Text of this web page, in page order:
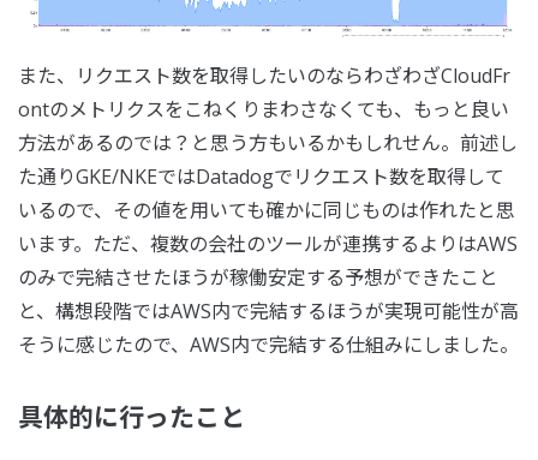
また、リクエスト数を取得したいのならわざわざCloudFr
ontのメトリクスをこねくりまわさなくても、もっと良い
方法があるのでは？と思う方もいるかもしれせん。前述し
た通りGKE/NKEではDatadogでリクエスト数を取得して
いるので、その値を用いても確かに同じものは作れたと思
います。ただ、複数の会社のツールが連携するよりはAWS
のみで完結させたほうが稼働安定する予想ができたこと
と、構想段階ではAWS内で完結するほうが実現可能性が高
そうに感じたので、AWS内で完結する仕組みにしました。
具体的に行ったこと